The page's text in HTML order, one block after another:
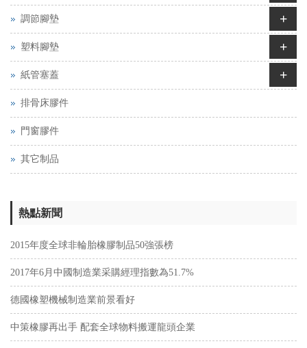
調節腳墊 +
塑料腳墊 +
紙管塞蓋 +
排骨床膠件
門窗膠件
其它制品
熱點新聞
2015年度全球非輪胎橡膠制品50強張榜
2017年6月中國制造業采購經理指數為51.7%
德國橡塑機械制造業前景看好
中策橡膠再出手 配套全球物料搬運龍頭企業